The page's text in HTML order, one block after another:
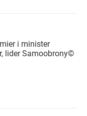
i minister
lider Samoobrony©